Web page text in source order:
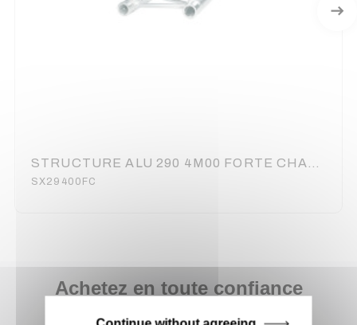
SX29400FC
Achetez en toute confiance
Notre équipe est à votre service depuis 20 ans.